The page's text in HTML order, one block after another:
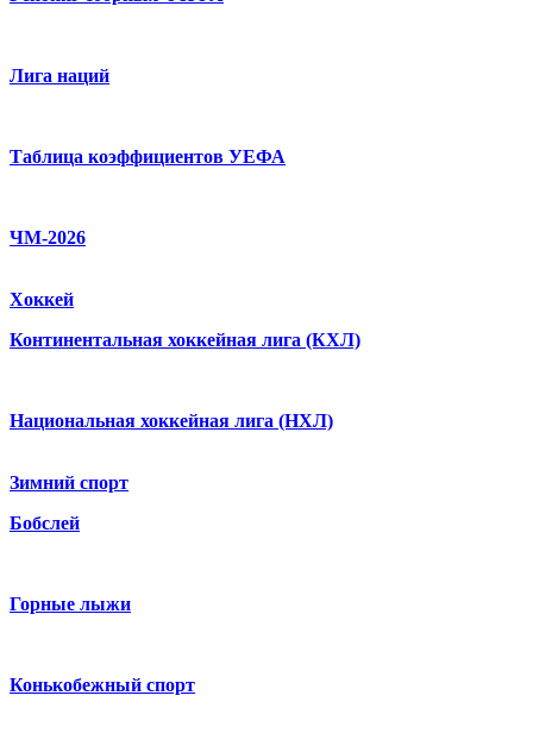
Лига наций
Таблица коэффициентов УЕФА
ЧМ-2026
Хоккей
Континентальная хоккейная лига (КХЛ)
Национальная хоккейная лига (НХЛ)
Зимний спорт
Бобслей
Горные лыжи
Конькобежный спорт